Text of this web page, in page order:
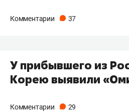
Комментарии 37
У прибывшего из
Корею выявили
Комментарии 29